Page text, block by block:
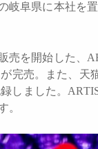
岐阜県に本社を
を開始した、
完売。また、
しました。
。